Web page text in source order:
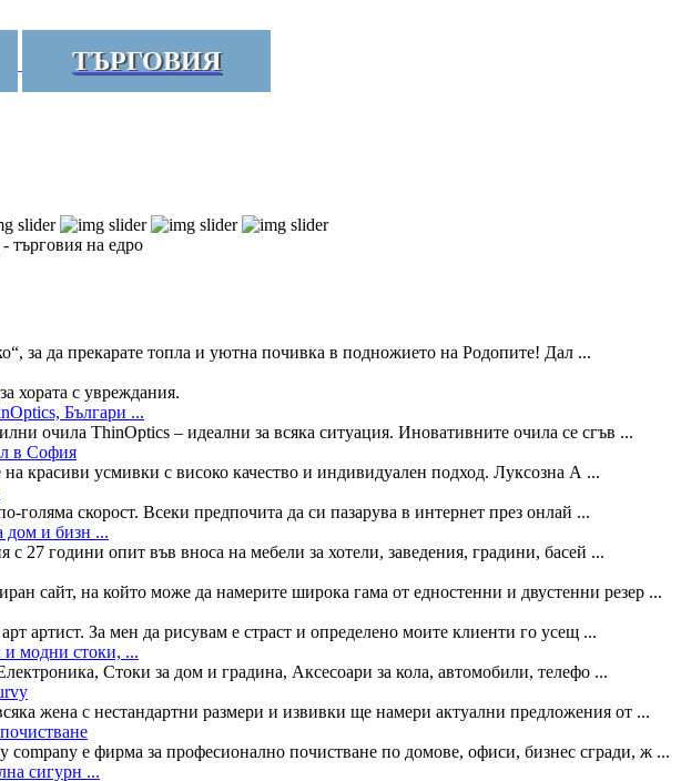
ТЪРГОВИЯ
на едро
за да прекарате топла и уютна почивка в подножието на Родопите! Дал ...
хората с увреждания.
Българи ...
очила ThinOptics – идеални за всяка ситуация. Иновативните очила се сгъв ...
в София
красиви усмивки с високо качество и индивидуален подход. Луксозна А ...
голяма скорост. Всеки предпочита да си пазарува в интернет през онлай ...
дом и бизн ...
с 27 години опит във вноса на мебели за хотели, заведения, градини, басей ...
сайт, на който може да намерите широка гама от едностенни и двустенни резер ...
артист. За мен да рисувам е страст и определено моите клиенти го усещ ...
и модни стоки, ...
Стоки за дом и градина, Аксесоари за кола, автомобили, телефо ...
жена с нестандартни размери и извивки ще намери актуални предложения от ...
company е фирма за професионално почистване по домове, офиси, бизнес сгради, ж ...
сигурн ...